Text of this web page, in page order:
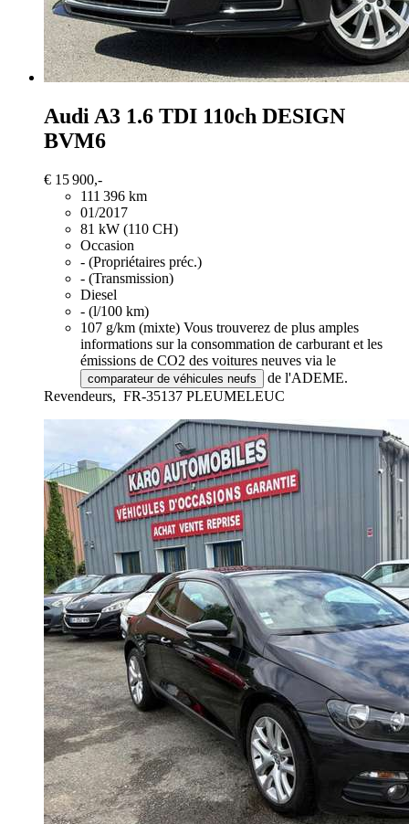
Audi A3 1.6 TDI 110ch DESIGN
BVM6
€ 15 900,-
111 396 km
01/2017
81 kW (110 CH)
Occasion
- (Propriétaires préc.)
- (Transmission)
Diesel
- (l/100 km)
107 g/km (mixte) Vous trouverez de plus amples
informations sur la consommation de carburant et les
émissions de CO2 des voitures neuves via le
comparateur de véhicules neufs
de l'ADEME.
Revendeurs, FR-35137 PLEUMELEUC